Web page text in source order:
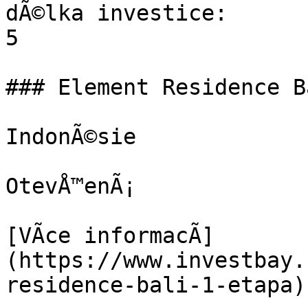
dÃ©lka investice:
5
### Element
IndonÃ©sie
OtevÅ™enÃ¡
[VÃ­ce informacÃ­]
(https://
residence-bali-1-etapa)